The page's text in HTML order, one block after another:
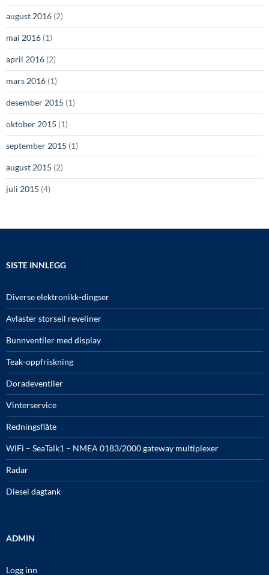
august 2016 (2)
mai 2016 (1)
april 2016 (2)
mars 2016 (1)
desember 2015 (1)
oktober 2015 (1)
september 2015 (1)
august 2015 (2)
juli 2015 (4)
SISTE INNLEGG
Diverse elektronikk-dingser
Avlaster storseil reveliner
Bunnventiler med display
Teak-oppfriskning
Doradeventiler
Vinterservice
Redningsflåte
WiFi – SeaTalk1 – NMEA 0183/2000 gateway multiplexer
Radar
Diesel dagtank
ADMIN
Logg inn